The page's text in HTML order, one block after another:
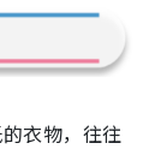
衣物，往往